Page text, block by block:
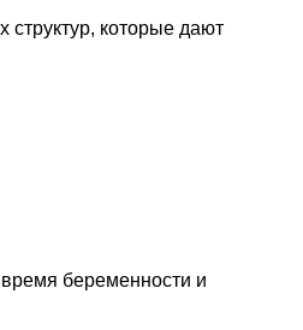
которые дают
время беременности и